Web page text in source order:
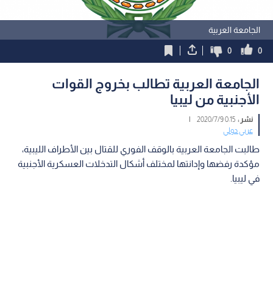
الجامعة العربية
0
0
الجامعة العربية تطالب بخروج القوات
الأجنبية من ليبيا
نشر :0:15 2020/7/9
|
عربي دولي
طالبت الجامعة العربية بالوقف الفوري للقتال بين الأطراف الليبية،
مؤكدة رفضها وإدانتها لمختلف أشكال التدخلات العسكرية الأجنبية
في ليبيا.